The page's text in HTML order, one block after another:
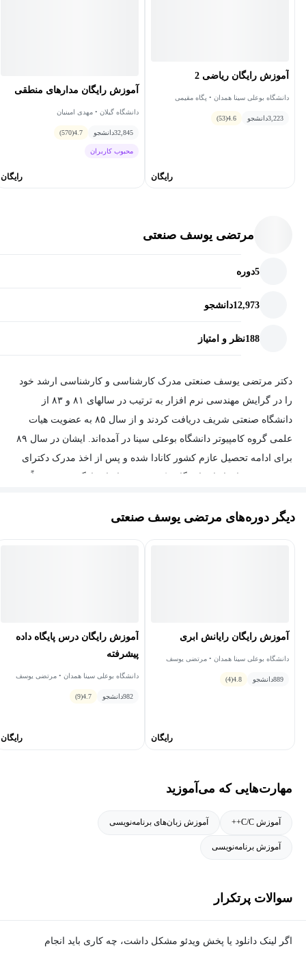
آموزش رایگان ریاضی 2
دانشگاه بوعلی سینا همدان • پگاه مقیمی
3,223دانشجو 4.6
(53)
رایگان
آموزش رایگان مدارهای منطقی
دانشگاه گیلان • مهدی امینیان
32,845دانشجو 4.7
(570)
محبوب کاربران
رایگان
مرتضی یوسف صنعتی
5دوره
12,973دانشجو
188نظر و امتیاز
دکتر مرتضی یوسف صنعتی مدرک کارشناسی و کارشناسی ارشد خود
را در گرایش مهندسی نرم افزار به ترتیب در سالهای ۸۱ و ۸۳ از
دانشگاه صنعتی شریف دریافت کردند و از سال ۸۵ به عضویت هیات
علمی گروه کامپیوتر دانشگاه بوعلی سینا در آمده‌اند. ایشان در سال ۸۹
برای ادامه تحصیل عازم کشور کانادا شده و پس از اخذ مدرک دکترای
ایشان علاوه بر تدریس، تجربه های مدیریتی مختلفی را در کارنامه خود
دیگر دوره‌های مرتضی یوسف صنعتی
آموزش رایگان رایانش ابری
دانشگاه بوعلی سینا همدان • مرتضی یوسف
889دانشجو 4.8
(4)
رایگان
آموزش رایگان درس پایگاه داده
پیشرفته
دانشگاه بوعلی سینا همدان • مرتضی یوسف
982دانشجو 4.7
(9)
رایگان
مهارت‌هایی که می‌آموزید
آموزش C/C++ آموزش زبان‌های برنامه‌نویسی
آموزش برنامه‌نویسی
سوالات پرتکرار
اگر لینک دانلود یا پخش ویدئو مشکل داشت، چه کاری باید انجام